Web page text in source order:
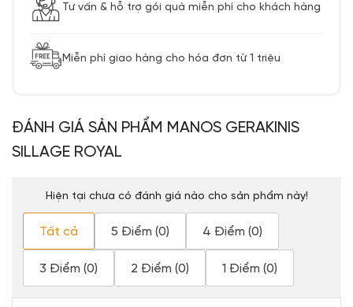
Tư vấn & hỗ trợ gói quà miễn phí cho khách hàng
Miễn phí giao hàng cho hóa đơn từ 1 triệu
ĐÁNH GIÁ SẢN PHẨM MANOS GERAKINIS
SILLAGE ROYAL
Hiện tại chưa có đánh giá nào cho sản phẩm này!
Tất cả 5 Điểm (0) 4 Điểm (0)
3 Điểm (0) 2 Điểm (0) 1 Điểm (0)